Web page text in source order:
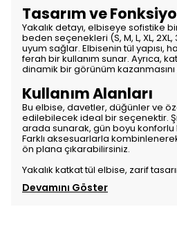
Tasarım ve
Yakalık detayı, elbiseye sofistike
beden seçenekleri (S, M, L, XL,
uyum sağlar. Elbisenin tül yapısı,
ferah bir kullanım sunar. Ayrıca,
dinamik bir görünüm
Kullanım Alanları
Bu elbise, davetler, düğünler ve
edilebilecek ideal bir seçenektir.
arada sunarak, gün boyu konforlu
Farklı aksesuarlarla
ön plana çıkarabilirsiniz.
Yakalık katkat tül elbise, zarif
Devamını Göster